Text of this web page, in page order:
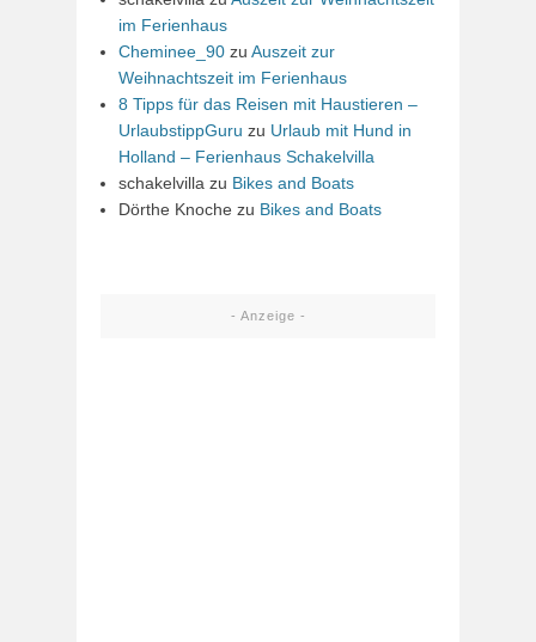
im Ferienhaus
Cheminee_90 zu Auszeit zur
Weihnachtszeit im Ferienhaus
8 Tipps für das Reisen mit Haustieren –
UrlaubstippGuru zu Urlaub mit Hund in
Holland – Ferienhaus Schakelvilla
schakelvilla zu Bikes and Boats
Dörthe Knoche zu Bikes and Boats
- Anzeige -